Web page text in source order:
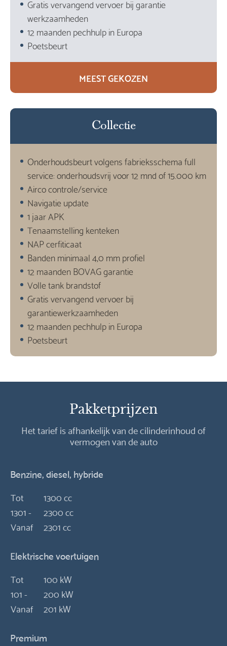
Gratis vervangend vervoer bij garantie
werkzaamheden
12 maanden pechhulp in Europa
Poetsbeurt
MEEST GEKOZEN
Collectie
Onderhoudsbeurt volgens fabrieksschema full
service: onderhoudsvrij voor 12 mnd of 15.000 km
Airco controle/service
Navigatie update
1 jaar APK
Tenaamstelling kenteken
NAP cerfiticaat
Banden minimaal 4,0 mm profiel
12 maanden BOVAG garantie
Volle tank brandstof
Gratis vervangend vervoer bij
garantiewerkzaamheden
12 maanden pechhulp in Europa
Poetsbeurt
Pakketprijzen
Het tarief is afhankelijk van de cilinderinhoud of
vermogen van de auto
Benzine, diesel, hybride
Tot
1300 cc
1301 -
2300 cc
Vanaf
2301 cc
Elektrische voertuigen
Tot
100 kW
101 -
200 kW
Vanaf
201 kW
Premium